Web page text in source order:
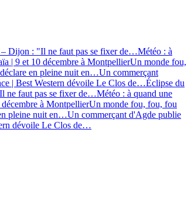
Dijon : "Il ne faut pas se fixer de…Météo : à
| 9 et 10 décembre à MontpellierUn monde fou,
en pleine nuit en…Un commerçant
| Best Western dévoile Le Clos de…Éclipse du
ne faut pas se fixer de…Météo : à quand une
à MontpellierUn monde fou, fou, fou
pleine nuit en…Un commerçant d'Agde publie
dévoile Le Clos de…